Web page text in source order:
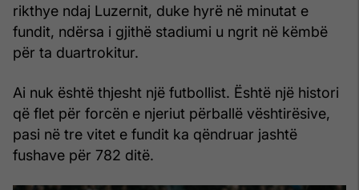
rikthye ndaj Luzernit, duke hyrë në minutat e
fundit, ndërsa i gjithë stadiumi u ngrit në këmbë
për ta duartrokitur.
Ai nuk është thjesht një futbollist. Është një histori
që flet për forcën e njeriut përballë vështirësive,
pasi në tre vitet e fundit ka qëndruar jashtë
fushave për 782 ditë.